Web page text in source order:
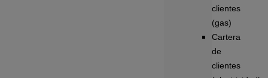
clientes
(gas)
Cartera
de
clientes